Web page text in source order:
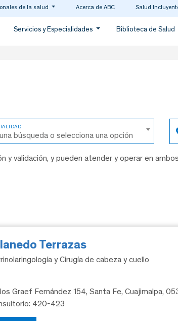
de la salud Acerca de ABC Salud
Servicios y Especialidades Biblioteca de Salud
búsqueda o selecciona una opción
validación, y pueden atender y operar en ambos
Terrazas
y Cirugía de cabeza y cuello
Graef Fernández 154, Santa Fe, Cuajimalpa,
420-423